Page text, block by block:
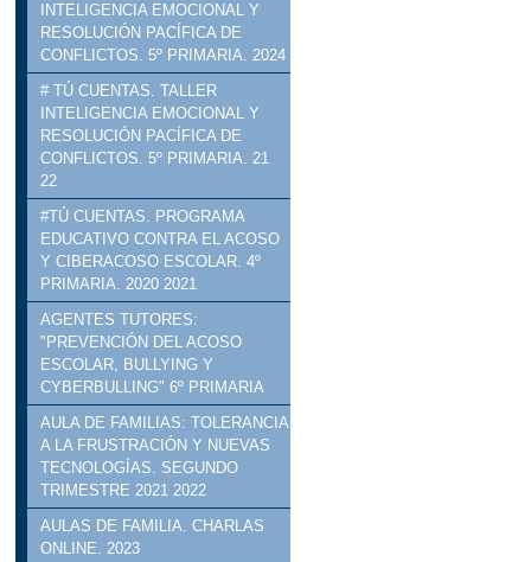
INTELIGENCIA EMOCIONAL Y
RESOLUCIÓN PACÍFICA DE
CONFLICTOS. 5º PRIMARIA. 2024
# TÚ CUENTAS. TALLER
INTELIGENCIA EMOCIONAL Y
RESOLUCIÓN PACÍFICA DE
CONFLICTOS. 5º PRIMARIA. 21
22
#TÚ CUENTAS. PROGRAMA
EDUCATIVO CONTRA EL ACOSO
Y CIBERACOSO ESCOLAR. 4º
PRIMARIA. 2020 2021
AGENTES TUTORES:
"PREVENCIÓN DEL ACOSO
ESCOLAR, BULLYING Y
CYBERBULLING" 6º PRIMARIA
AULA DE FAMILIAS: TOLERANCIA
A LA FRUSTRACIÓN Y NUEVAS
TECNOLOGÍAS. SEGUNDO
TRIMESTRE 2021 2022
AULAS DE FAMILIA. CHARLAS
ONLINE. 2023